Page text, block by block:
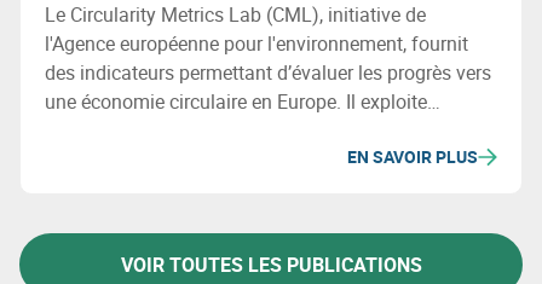
Le Circularity Metrics Lab (CML), initiative de
l'Agence européenne pour l'environnement, fournit
des indicateurs permettant d’évaluer les progrès vers
une économie circulaire en Europe. Il exploite
en quatre catégories : cadre habilitant, entreprises,
EN SAVOIR PLUS
VOIR TOUTES LES PUBLICATIONS